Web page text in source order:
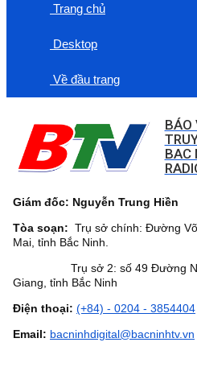
Trang chủ
Desktop
Về đầu trang
BÁO
BAC
Giám đốc: Nguyễn Trung Hiền
Tòa soạn: Trụ sở chính: Đường
Mai, tỉnh Bắc Ninh.
Trụ sở 2: số 49 Đường
Giang, tỉnh Bắc Ninh
Điện thoại: (+84) - 0204 - 3854404
Email: bacninhdigital@bacninhtv.vn